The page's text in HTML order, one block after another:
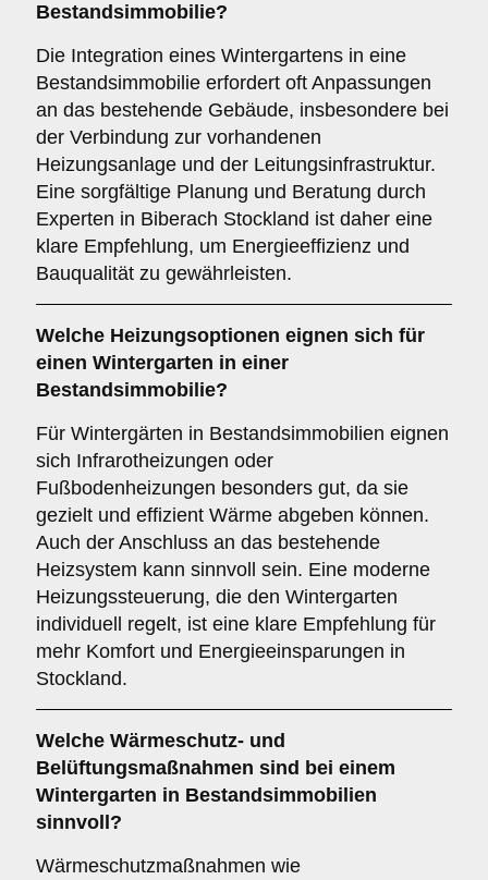
Bestandsimmobilie?
Die Integration eines Wintergartens in eine
Bestandsimmobilie erfordert oft Anpassungen
an das bestehende Gebäude, insbesondere bei
der Verbindung zur vorhandenen
Heizungsanlage und der Leitungsinfrastruktur.
Eine sorgfältige Planung und Beratung durch
Experten in Biberach Stockland ist daher eine
klare Empfehlung, um Energieeffizienz und
Bauqualität zu gewährleisten.
Welche Heizungsoptionen eignen sich für
einen Wintergarten in einer
Bestandsimmobilie?
Für Wintergärten in Bestandsimmobilien eignen
sich Infrarotheizungen oder
Fußbodenheizungen besonders gut, da sie
gezielt und effizient Wärme abgeben können.
Auch der Anschluss an das bestehende
Heizsystem kann sinnvoll sein. Eine moderne
Heizungssteuerung, die den Wintergarten
individuell regelt, ist eine klare Empfehlung für
mehr Komfort und Energieeinsparungen in
Stockland.
Welche Wärmeschutz- und
Belüftungsmaßnahmen sind bei einem
Wintergarten in Bestandsimmobilien
sinnvoll?
Wärmeschutzmaßnahmen wie